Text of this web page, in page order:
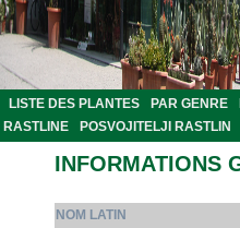
LISTE DES PLANTES PAR GENRE
RASTLINE
POSVOJITELJI RASTLIN
INFORMATIONS
NOM LATIN